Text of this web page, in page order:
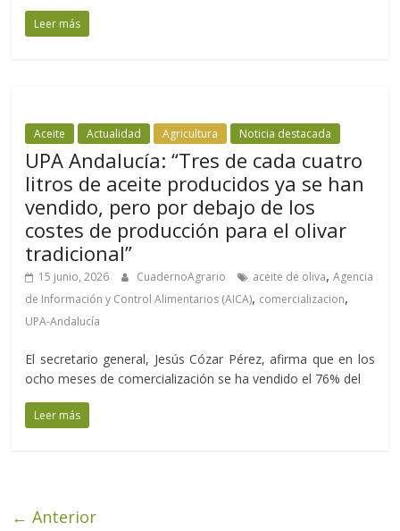
Leer más
Aceite Actualidad Agricultura Noticia destacada
UPA Andalucía: “Tres de cada cuatro
litros de aceite producidos ya se han
vendido, pero por debajo de los
costes de producción para el olivar
tradicional”
15 junio, 2026 CuadernoAgrario aceite de oliva,Agencia
de Información y Control Alimentarios (AICA), comercializacion,
UPA-Andalucía
El secretario general, Jesús Cózar Pérez, afirma que en los
ocho meses de comercialización se ha vendido el 76% del
Leer más
← Anterior